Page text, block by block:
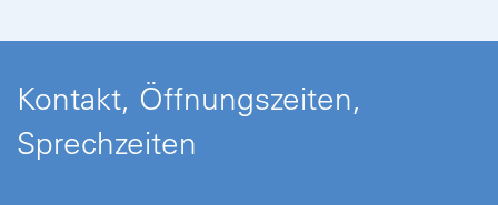
Kontakt, Öffnungszeiten,
Sprechzeiten